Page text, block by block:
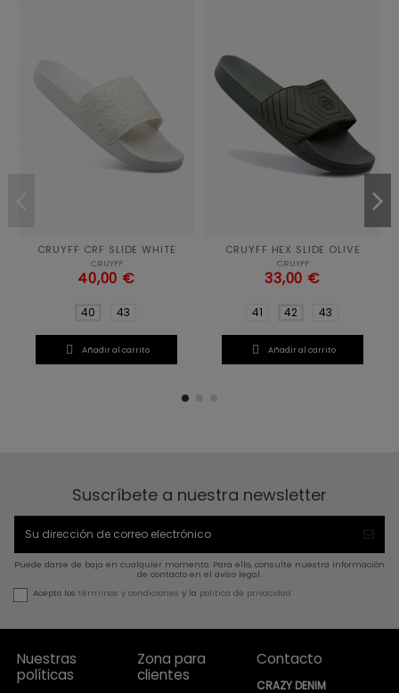
CRUYFF CRF SLIDE WHITE
CRUYFF
40,00 €
40 43
 Añadir al carrito
CRUYFF HEX SLIDE OLIVE
CRUYFF
33,00 €
41 42 43
 Añadir al carrito
Suscríbete a nuestra newsletter
Puede darse de baja en cualquier momento. Para ello, consulte nuestra información
de contacto en el aviso legal.
Acepto los términos y condiciones y la política de privacidad
Nuestras
políticas
Zona para
clientes
Contacto
CRAZY DENIM